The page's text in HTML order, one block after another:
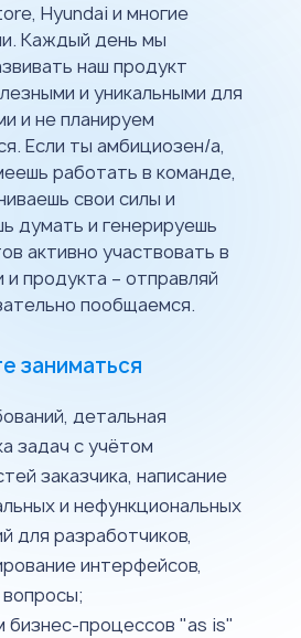
Hyundai и многие
Каждый день мы
наш продукт
и уникальными для
и не планируем
Если ты амбициозен/а,
работать в команде,
свои силы и
думать и генерируешь
активно участвовать в
и продукта – отправляй
пообщаемся.
заниматься
детальная
задач с учётом
заказчика, написание
и нефункциональных
для разработчиков,
интерфейсов,
бизнес-процессов "as is"